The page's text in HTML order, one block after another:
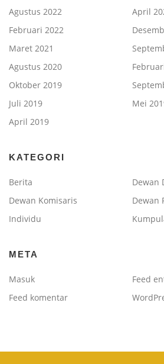
Agustus 2022
April
Februari 2022
Maret 2021
Agustus 2020
Oktober 2019
Juli 2019
Mei
April 2019
KATEGORI
Berita
Dewan
Dewan Komisaris
Dewan
Individu
META
Masuk
Feed
Feed komentar